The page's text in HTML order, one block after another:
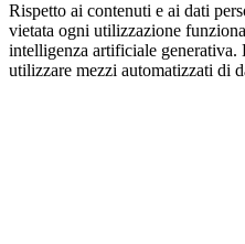
Rispetto ai contenuti e ai dati
vietata ogni utilizzazione
intelligenza artificiale generativa.
utilizzare mezzi automatizzati di